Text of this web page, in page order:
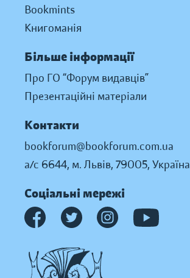
Bookmints
Книгоманія
Більше інформації
Про ГО “Форум видавців”
Презентаційні матеріали
Контакти
bookforum@bookforum.com.ua
а/с 6644, м. Львів, 79005, Україна
Соціальні мережі